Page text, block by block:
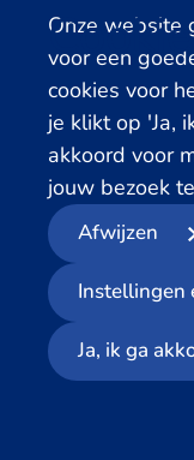
Onze website
voor een
cookies voor
je klikt op 'Ja,
akkoord voor
jouw bezoek
Afwijzen
Instellingen
Ja, ik ga
Partners en
Gerelateerde
LISS Data Archive
SHARE Data
DHS Data Access
© 2026 - Centerdata
Privacyverklaring
Volg ons op social